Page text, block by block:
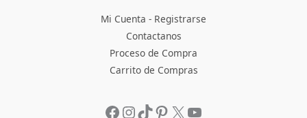
Mi Cuenta - Registrarse
Contactanos
Proceso de Compra
Carrito de Compras